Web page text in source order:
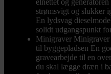
elnettet og
strømsvigt og slukker
En lydsvag
solidt udgangspunkt
Minigraver Minigraver
til byggepladsen En
gravearbejde til en
du skal lægge dræn i